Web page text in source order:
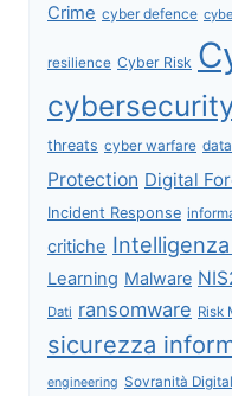
Crime cyber defence
resilience Cyber Risk
threats cyber warfare
Protection Digital
Incident Response
critiche
Learning Malware
Dati ransomware Risk
sicurezza
engineering Sovranità